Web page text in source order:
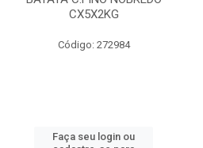
CX5X2KG
Código: 272984
Faça seu login ou